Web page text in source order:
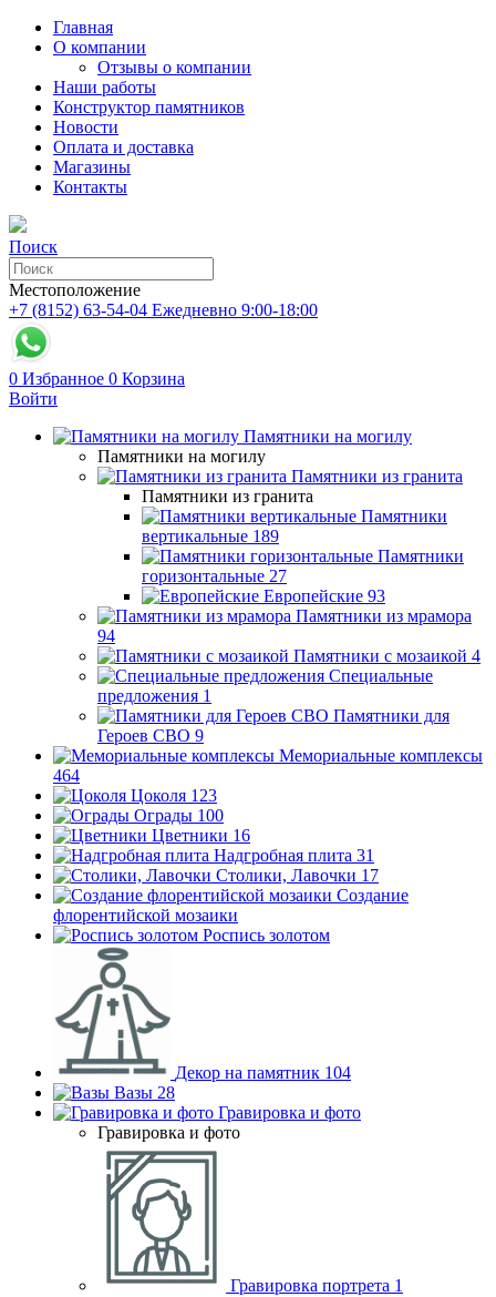
Главная
О компании
Отзывы о компании
Наши работы
Конструктор памятников
Новости
Оплата и доставка
Магазины
Контакты
Поиск
Местоположение
+7 (8152) 63-54-04 Ежедневно 9:00-18:00
0 Избранное 0 Корзина
Войти
Памятники на могилу
Памятники на могилу
Памятники из гранита
Памятники из гранита
Памятники
вертикальные 189
Памятники
горизонтальные 27
Европейские 93
Памятники из мрамора
94
Памятники с мозаикой 4
Специальные
предложения 1
Памятники для
Героев СВО 9
Мемориальные комплексы
464
Цоколя 123
Ограды 100
Цветники 16
Надгробная плита 31
Столики, Лавочки 17
Создание
флорентийской мозаики
Роспись золотом
Декор на памятник 104
Вазы 28
Гравировка и фото
Гравировка и фото
Гравировка портрета 1